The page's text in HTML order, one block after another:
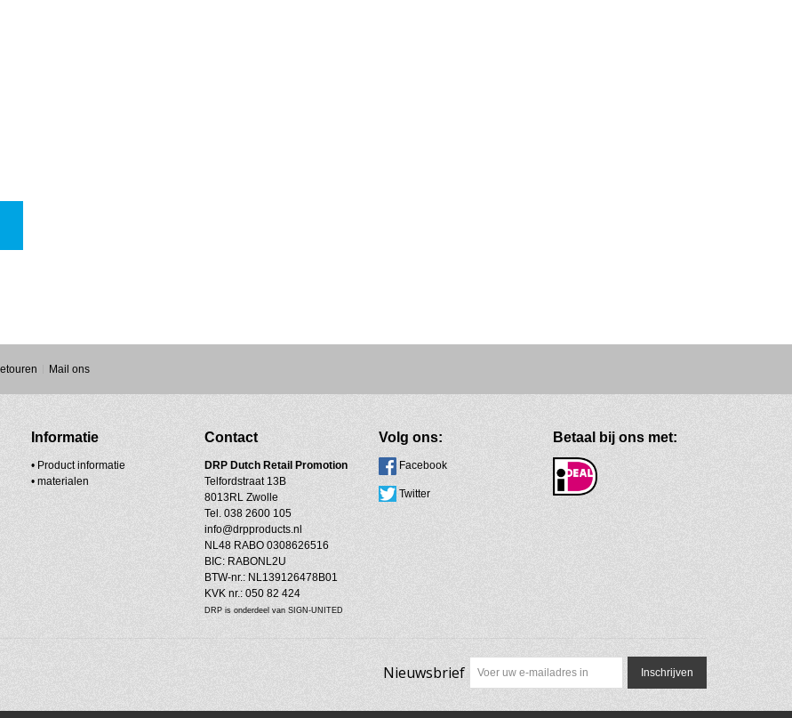
Mail ons
Informatie
• Product informatie
• materialen
Contact
DRPDutch Retail Promotion
Telfordstraat 13B
8013RL Zwolle
Tel. 038 2600 105
info@drpproducts.nl
NL48 RABO 0308626516
BIC: RABONL2U
BTW-nr.: NL139126478B01
KVK nr.: 050 82 424
DRP is onderdeel van SIGN-UNITED
Volg ons:
Facebook
Twitter
Betaal bij ons met:
Nieuwsbrief Inschrijven